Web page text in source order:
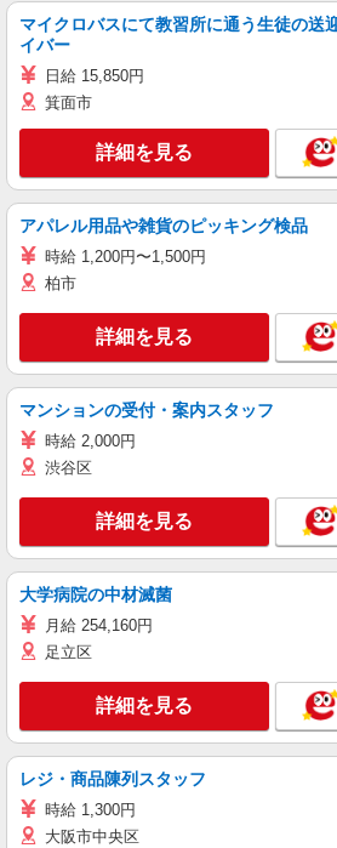
マイクロバスにて教習所に通う生徒の送
イバー
日給 15,850円
箕面市
詳細を見る
アパレル用品や雑貨のピッキング検品
時給 1,200円〜1,500円
柏市
詳細を見る
マンションの受付・案内スタッフ
時給 2,000円
渋谷区
詳細を見る
大学病院の中材滅菌
月給 254,160円
足立区
詳細を見る
レジ・商品陳列スタッフ
時給 1,300円
大阪市中央区